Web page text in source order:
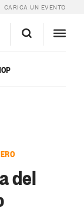
CARICA UN EVENTO
del